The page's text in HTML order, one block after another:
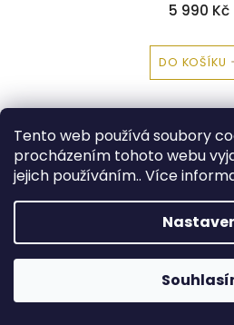
Tento web používá soubory
procházením tohoto webu
jejich používáním.. Více
5 990 Kč
DO KOŠÍKU